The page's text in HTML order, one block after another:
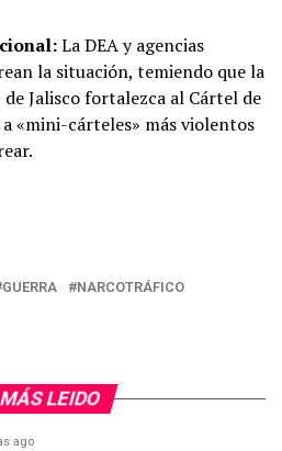
La DEA y agencias
la situación, temiendo que la
Jalisco fortalezca al Cártel de
a «mini-cárteles» más violentos
GUERRA
NARCOTRÁFICO
LEIDO
ago